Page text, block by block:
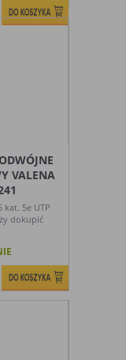
VALENA
kat. 5e UTP
dokupić